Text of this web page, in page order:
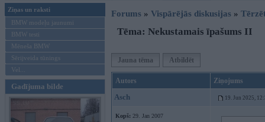
Ziņas un raksti
BMW modeļu jaunumi
BMW testi
Mēneša BMW
Sērijveida tūnings
Vel...
Gadījuma bilde
Forums » Vispārējās diskusijas »
Tēma: Nekustamais īpašums II
Jauna tēma Atbildēt
Autors Ziņojums
Asch 19. Jun 2025,
Kopš: 29. Jan 2007